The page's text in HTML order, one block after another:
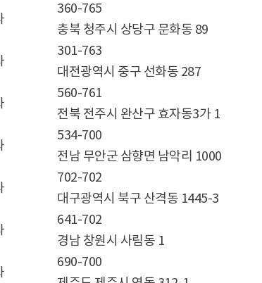
360-765
충북 청주시 상당구 문화동 89
301-763
대전광역시 중구 선화동 287
560-761
전북 전주시 완산구 효자동3가 1
534-700
전남 무안군 삼향면 남악리 1000
702-702
대구광역시 북구 산격동 1445-3
641-702
경남 창원시 사림동 1
690-700